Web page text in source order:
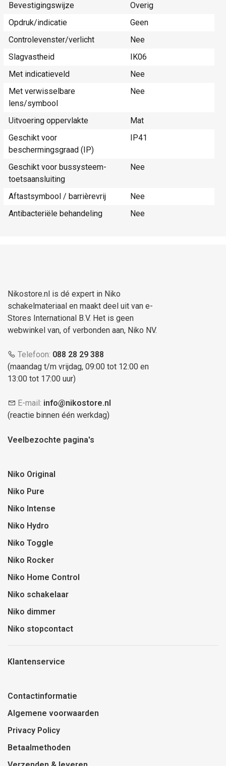
Bevestigingswijze
Overig
Opdruk/indicatie
Geen
Controlevenster/verlicht
Nee
Slagvastheid
IK06
Met indicatieveld
Nee
Met verwisselbare
lens/symbool
Nee
Uitvoering oppervlakte
Mat
Geschikt voor
beschermingsgraad (IP)
IP41
Geschikt voor bussysteem-
toetsaansluiting
Nee
Aftastsymbool / barrièrevrij
Nee
Antibacteriële behandeling
Nee
Nikostore.nl is dé expert in Niko
schakelmateriaal en maakt deel uit van e-
Stores International B.V. Het is geen
webwinkel van, of verbonden aan, Niko NV.
Telefoon: 088 28 29 388
(maandag t/m vrijdag, 09:00 tot 12:00 en
13:00 tot 17:00 uur)
E-mail: info@nikostore.nl
(reactie binnen één werkdag)
Veelbezochte pagina's
Niko Original
Niko Pure
Niko Intense
Niko Hydro
Niko Toggle
Niko Rocker
Niko Home Control
Niko schakelaar
Niko dimmer
Niko stopcontact
Klantenservice
Contactinformatie
Algemene voorwaarden
Privacy Policy
Betaalmethoden